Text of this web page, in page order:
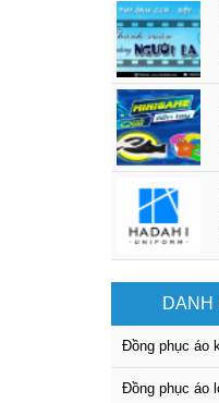
DANH
Đồng phục áo
Đồng phục áo